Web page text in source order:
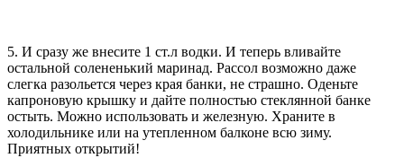
5. И сразу же внесите 1 ст.л водки. И теперь вливайте
остальной солененький маринад. Рассол возможно даже
слегка разольется через края банки, не страшно. Оденьте
капроновую крышку и дайте полностью стеклянной банке
остыть. Можно использовать и железную. Храните в
холодильнике или на утепленном балконе всю зиму.
Приятных открытий!